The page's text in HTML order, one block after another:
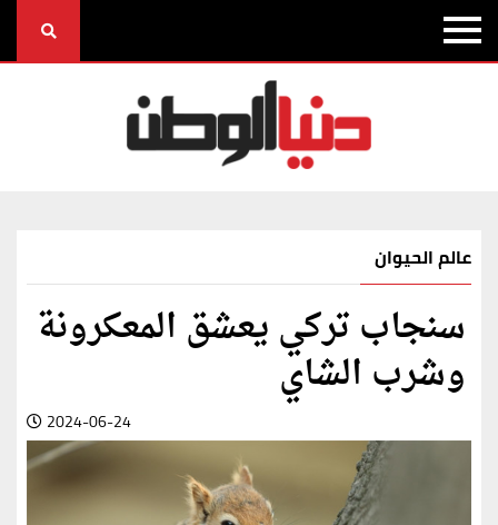
عالم الحيوان
سنجاب تركي يعشق المعكرونة
وشرب الشاي
2024-06-24